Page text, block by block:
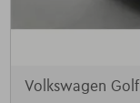
Volkswagen Golf